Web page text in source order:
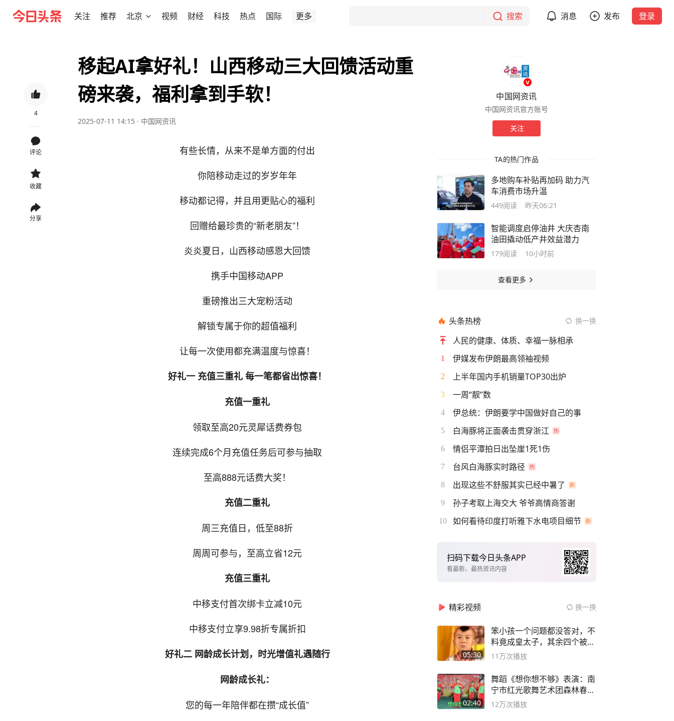
关注 推荐 北京 视频 财经 科技 热点 国际 更多 搜索 消息 发布 登录
4
评论
收藏
分享
移起AI拿好礼！山西移动三大回馈活动重
磅来袭，福利拿到手软！
2025-07-11 14:15 · 中国网资讯
有些长情，从来不是单方面的付出
你陪移动走过的岁岁年年
移动都记得，并且用更贴心的福利
回赠给最珍贵的“新老朋友”！
炎炎夏日，山西移动感恩大回馈
携手中国移动APP
重磅推出三大宠粉活动
解锁专属于你的超值福利
让每一次使用都充满温度与惊喜！
好礼一 充值三重礼 每一笔都省出惊喜！
充值一重礼
领取至高20元灵犀话费券包
连续完成6个月充值任务后可参与抽取
至高888元话费大奖！
充值二重礼
周三充值日，低至88折
周周可参与，至高立省12元
充值三重礼
中移支付首次绑卡立减10元
中移支付立享9.98折专属折扣
好礼二 网龄成长计划，时光增值礼遇随行
网龄成长礼：
您的每一年陪伴都在攒“成长值”
中国网资讯
中国网资讯官方账号
关注
TA的热门作品
多地购车补贴再加码 助力汽
车消费市场升温
449阅读 昨天06:21
智能调度启停油井 大庆杏南
油田撬动低产井效益潜力
179阅读 10小时前
查看更多
头条热榜 换一换
人民的健康、体质、幸福一脉相承
1 伊媒发布伊朗最高领袖视频
2 上半年国内手机销量TOP30出炉
3 一周“靓”数
4 伊总统：伊朗要学中国做好自己的事
5 白海豚将正面袭击贯穿浙江
6 情侣平潭拍日出坠崖1死1伤
7 台风白海豚实时路径
8 出现这些不舒服其实已经中暑了
9 孙子考取上海交大 爷爷高情商答谢
10 如何看待印度打听雅下水电项目细节
扫码下载今日头条APP
看最新、最热资讯内容
精彩视频 换一换
05:30
笨小孩一个问题都没答对，不
料竟成皇太子，其余四个被处
死
11万次播放
02:40
舞蹈《想你想不够》表演：南
宁市红光歌舞艺术团森林春红
舞蹈队。
12万次播放